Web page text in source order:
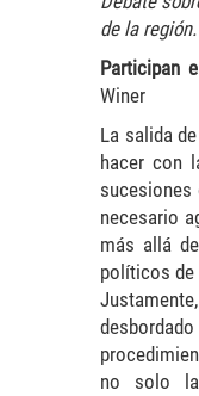
de la región.
Participan
Winer
La salida
hacer con
necesario
más allá
políticos de
no solo la